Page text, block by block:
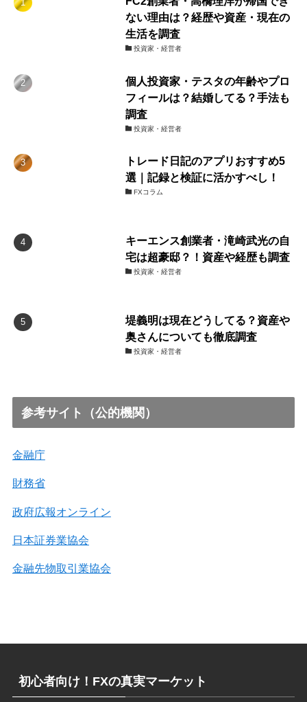
ない理由は？経歴や資産・現在の
生活を調査
投資家・経営者
個人投資家・テスタの年齢やプロ
フィールは？結婚してる？手法も
調査
投資家・経営者
トレード日記のアプリおすすめ5
選｜記録と検証に活かすべし！
FXコラム
キーエンス創業者・滝崎武光の自
宅は超豪邸？！資産や経歴も調査
投資家・経営者
堤義明は現在どうしてる？資産や
奥さんについても徹底調査
投資家・経営者
参考サイト（公的機関）
金融庁
財務省
政府広報オンライン
日本証券業協会
金融先物取引業協会
初心者向け！FXの真実マーケット